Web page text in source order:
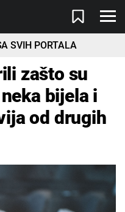
SVIH PORTALA
zašto su
bijela i
od drugih